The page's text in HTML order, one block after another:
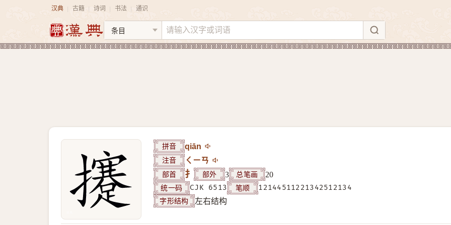
汉典 古籍 诗词 书法 通识
拼音 qiān
注音 ㄑㄧㄢ
部首 扌 部外 3 总笔画 20
统一码 CJK 6513 笔顺 12144511221342512134
字形结构 左右结构